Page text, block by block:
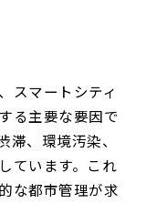
スマートシティ
る主要な要因で
、環境汚染、
ています。これ
な都市管理が求